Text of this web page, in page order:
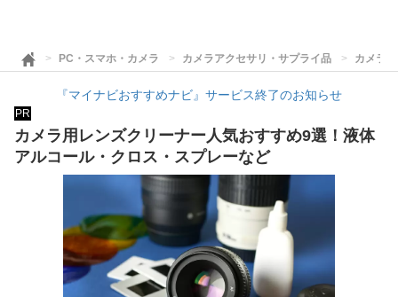
PC・スマホ・カメラ カメラアクセサリ・サプライ品 カメラ
『マイナビおすすめナビ』サービス終了のお知らせ
PR
カメラ用レンズクリーナー人気おすすめ9選！液体
アルコール・クロス・スプレーなど